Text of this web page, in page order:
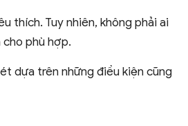
thích. Tuy nhiên, không phải ai
phù hợp.
dựa trên những điều kiện cũng